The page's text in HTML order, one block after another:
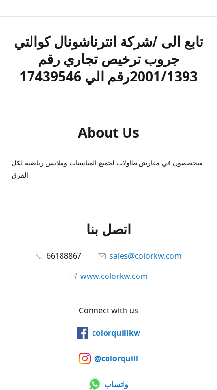
تابع الى /شركة انترناشونال كوالتي
جروب ترخيص تجاري رقم
2001/1393رقم الي 17439546
About Us
متخصصون في مفارش طاولات لجميع المناسبات وملابس رياضية لكل
الفرق
اتصل بنا
66188867
sales@colorkw.com
www.colorkw.com
Connect with us
colorquillkw
@colorquill
واتساب